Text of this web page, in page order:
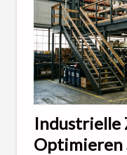
Industrielle
Optimieren